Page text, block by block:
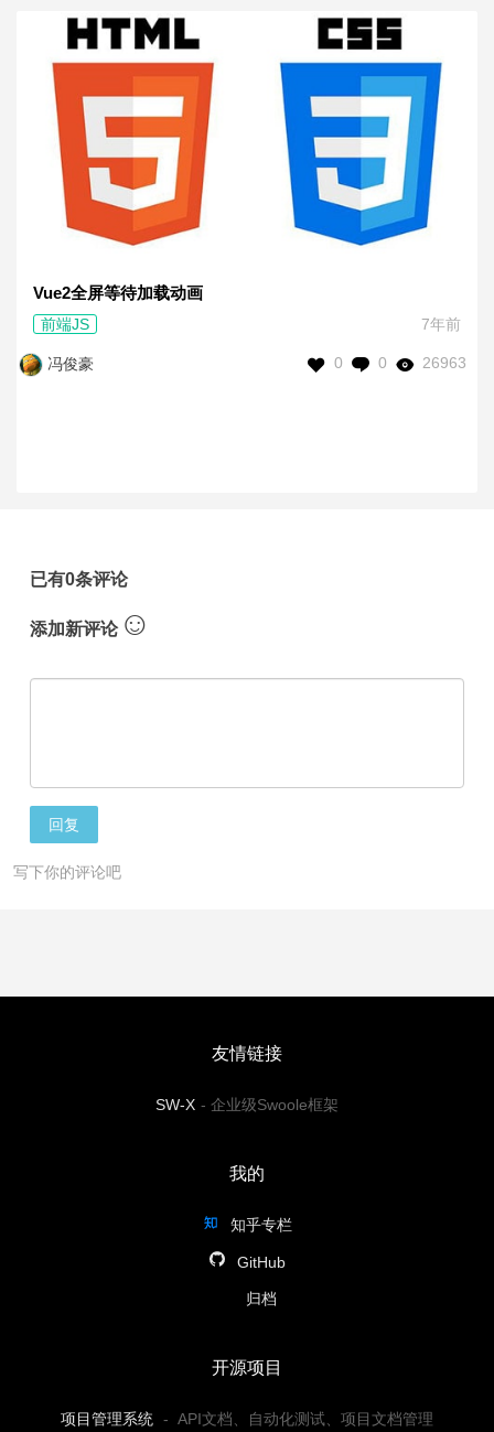
Vue2全屏等待加载动画
前端JS 7年前
冯俊豪 26963
0
0
已有0条评论
添加新评论☺
回复
写下你的评论吧
友情链接
SW-X - 企业级Swoole框架
我的
知乎专栏
GitHub
归档
开源项目
项目管理系统 - API文档、自动化测试、项目文档管理